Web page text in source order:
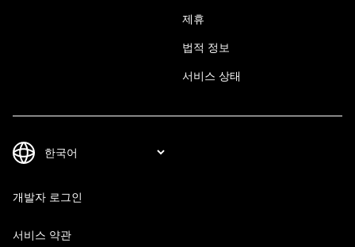
제휴
법적 정보
서비스 상태
개발자 로그인
서비스 약관